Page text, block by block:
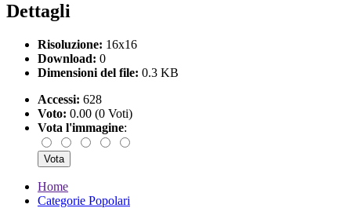
Dettagli
Risoluzione: 16x16
Download: 0
Dimensioni del file: 0.3 KB
Accessi: 628
Voto: 0.00 (0 Voti)
Vota l'immagine:
Home
Categorie Popolari